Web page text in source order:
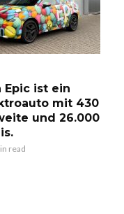
Epic ist ein
mit 430
und 26.000
read